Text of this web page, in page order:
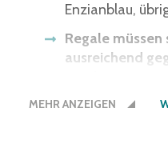
Enzianblau,
Regale müssen
ausreichend
MEHR ANZEIGEN